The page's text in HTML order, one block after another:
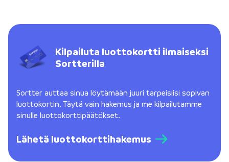
Kilpailuta luottokortti ilmaiseksi
Sortterilla
Sortter auttaa sinua löytämään juuri tarpeisiisi sopivan
luottokortin. Täytä vain hakemus ja me kilpailutamme
sinulle luottokorttipäätökset.
Lähetä luottokorttihakemus